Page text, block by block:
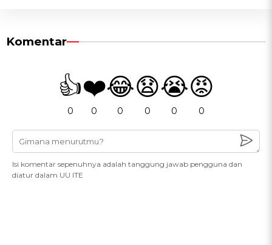
Komentar
👍
0
❤️
0
😂
0
😧
0
😭
0
😡
0
Isi komentar sepenuhnya adalah tanggung jawab pengguna dan
diatur dalam UU ITE